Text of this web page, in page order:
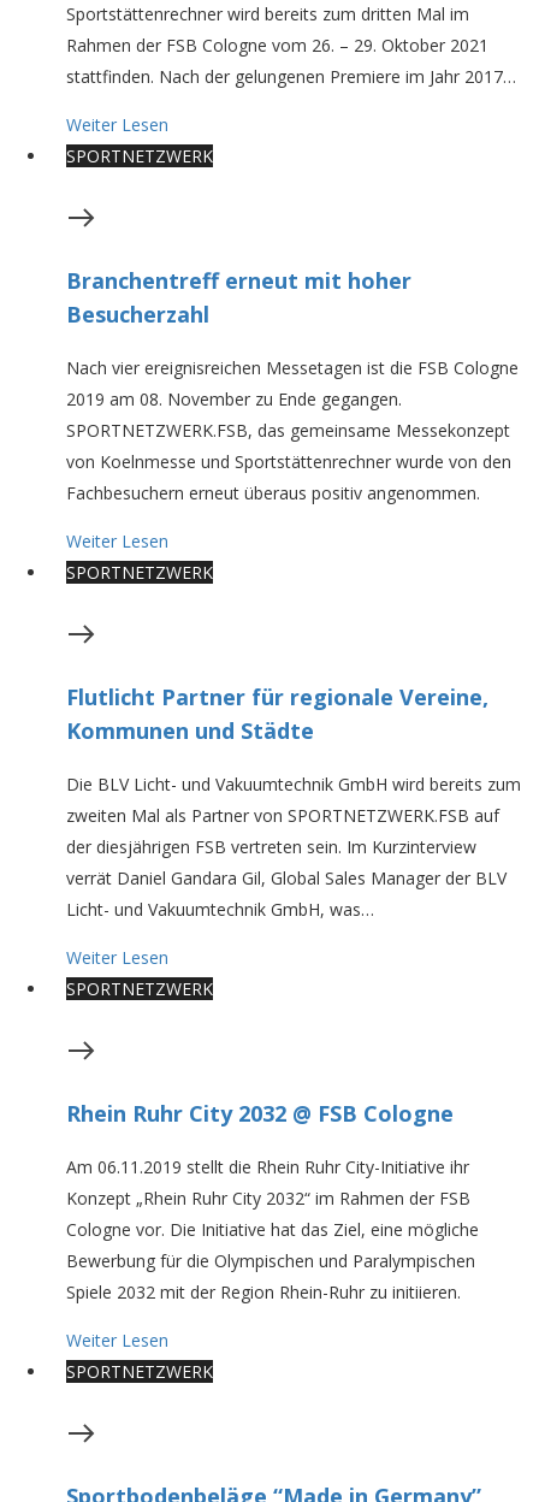
Sportstättenrechner wird bereits zum dritten Mal im
Rahmen der FSB Cologne vom 26. – 29. Oktober 2021
stattfinden. Nach der gelungenen Premiere im Jahr 2017…
Weiter Lesen
SPORTNETZWERK
Branchentreff erneut mit hoher
Besucherzahl
Nach vier ereignisreichen Messetagen ist die FSB Cologne
2019 am 08. November zu Ende gegangen.
SPORTNETZWERK.FSB, das gemeinsame Messekonzept
von Koelnmesse und Sportstättenrechner wurde von den
Fachbesuchern erneut überaus positiv angenommen.
Weiter Lesen
SPORTNETZWERK
Flutlicht Partner für regionale Vereine,
Kommunen und Städte
Die BLV Licht- und Vakuumtechnik GmbH wird bereits zum
zweiten Mal als Partner von SPORTNETZWERK.FSB auf
der diesjährigen FSB vertreten sein. Im Kurzinterview
verrät Daniel Gandara Gil, Global Sales Manager der BLV
Licht- und Vakuumtechnik GmbH, was…
Weiter Lesen
SPORTNETZWERK
Rhein Ruhr City 2032 @ FSB Cologne
Am 06.11.2019 stellt die Rhein Ruhr City-Initiative ihr
Konzept „Rhein Ruhr City 2032“ im Rahmen der FSB
Cologne vor. Die Initiative hat das Ziel, eine mögliche
Bewerbung für die Olympischen und Paralympischen
Spiele 2032 mit der Region Rhein-Ruhr zu initiieren.
Weiter Lesen
SPORTNETZWERK